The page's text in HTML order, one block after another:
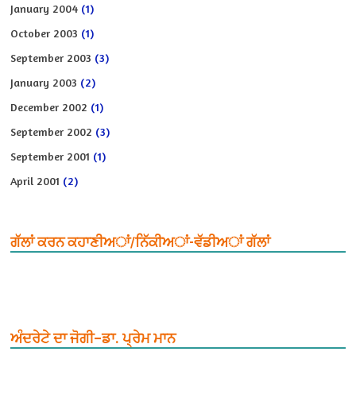
January 2004 (1)
October 2003 (1)
September 2003 (3)
January 2003 (2)
December 2002 (1)
September 2002 (3)
September 2001 (1)
April 2001 (2)
ਗੱਲਾਂ ਕਰਨ ਕਹਾਣੀਅਾਂ/ਨਿੱਕੀਅਾਂ-ਵੱਡੀਅਾਂ ਗੱਲਾਂ
ਅੰਦਰੇਟੇ ਦਾ ਜੋਗੀ–ਡਾ. ਪ੍ਰੇਮ ਮਾਨ